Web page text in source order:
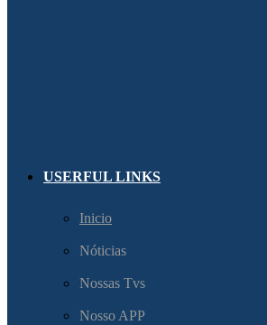
USERFUL LINKS
Inicio
Nóticias
Nossas Tvs
Nosso APP